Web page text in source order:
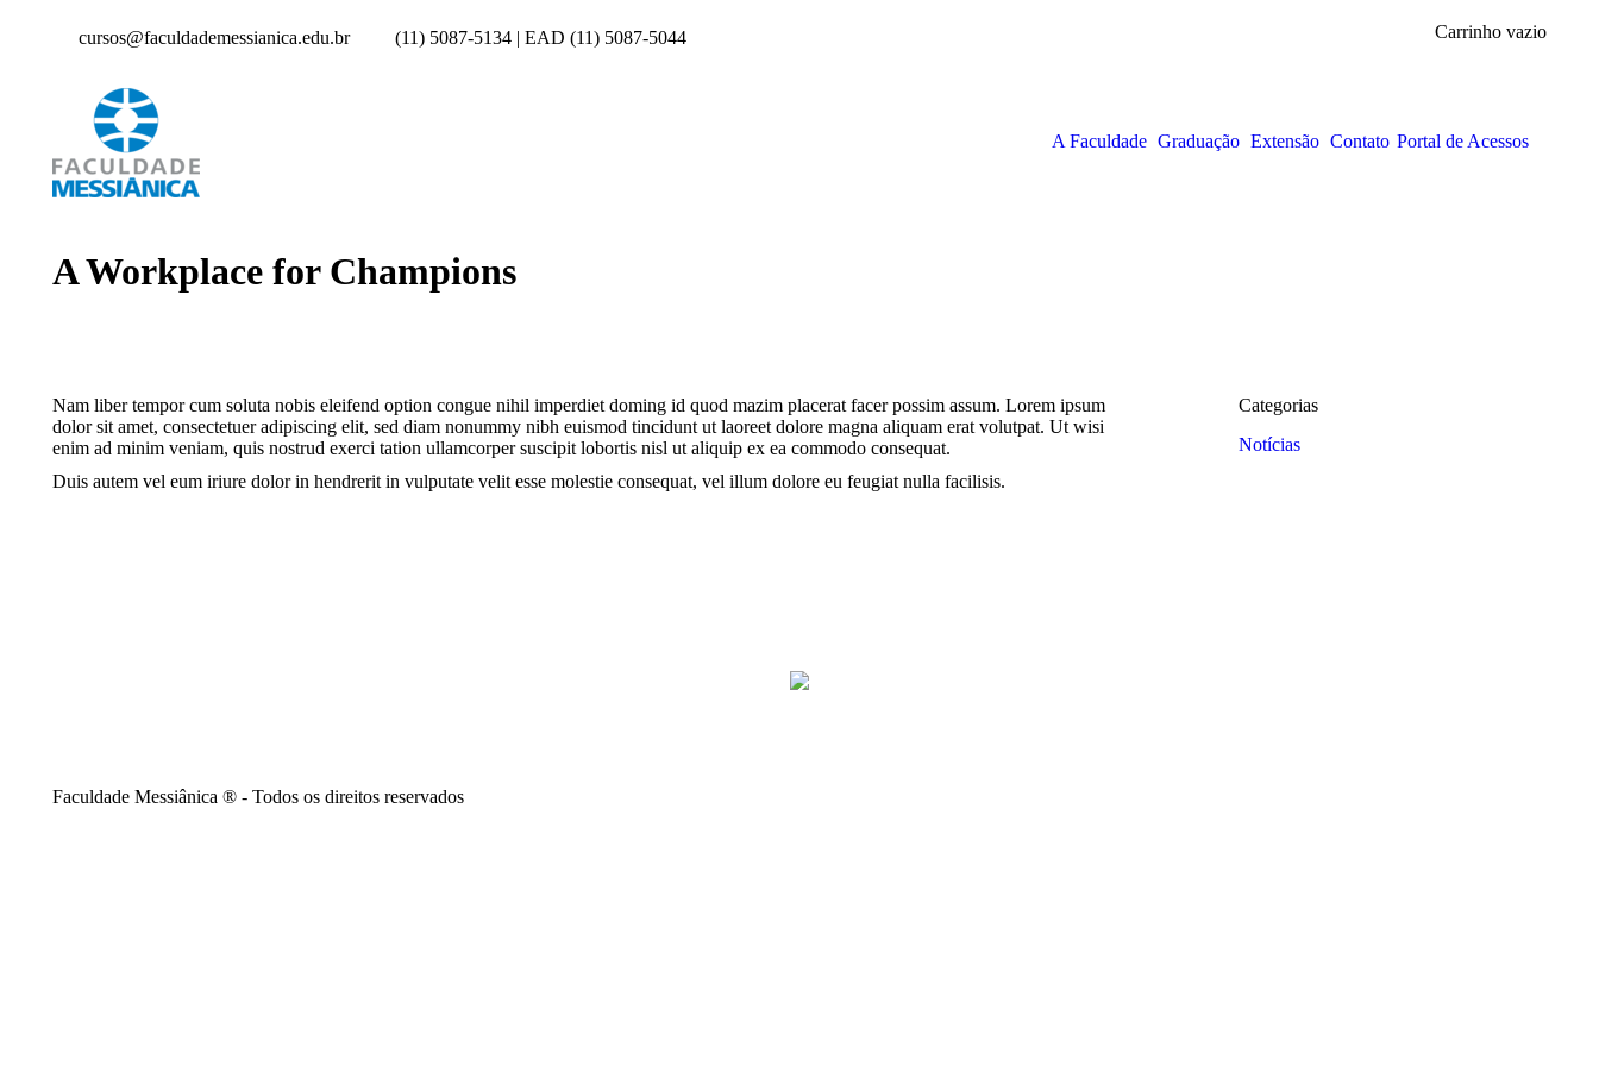
cursos@faculdademessianica.edu.br (11) 5087-5134 | EAD (11) 5087-5044 Carrinho vazio
A Faculdade Graduação Extensão Contato Portal de Acessos
A Workplace for Champions
Nam liber tempor cum soluta nobis eleifend option congue nihil imperdiet doming id quod mazim placerat facer possim assum. Lorem ipsum
dolor sit amet, consectetuer adipiscing elit, sed diam nonummy nibh euismod tincidunt ut laoreet dolore magna aliquam erat volutpat. Ut wisi
enim ad minim veniam, quis nostrud exerci tation ullamcorper suscipit lobortis nisl ut aliquip ex ea commodo consequat.
Duis autem vel eum iriure dolor in hendrerit in vulputate velit esse molestie consequat, vel illum dolore eu feugiat nulla facilisis.
Categorias
Notícias
Faculdade Messiânica ® - Todos os direitos reservados